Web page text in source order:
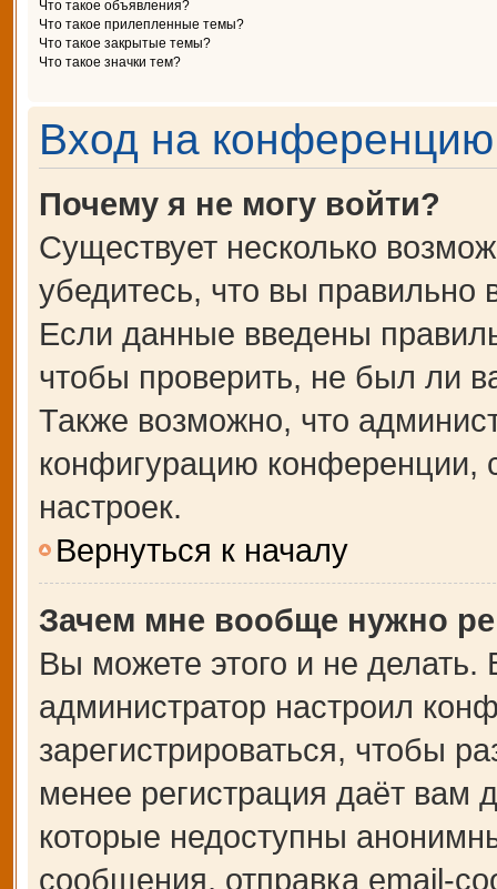
Что такое объявления?
Что такое прилепленные темы?
Что такое закрытые темы?
Что такое значки тем?
Вход на конференцию
Почему я не могу войти?
Существует несколько
убедитесь, что вы правильно
Если данные введены
чтобы проверить, не был ли
Также возможно, что
конфигурацию конференции,
настроек.
Вернуться к началу
Зачем мне вообще нужно
Вы можете этого и не делать.
администратор настроил
зарегистрироваться, чтобы
менее регистрация даёт вам
которые недоступны
сообщения, отправка email-